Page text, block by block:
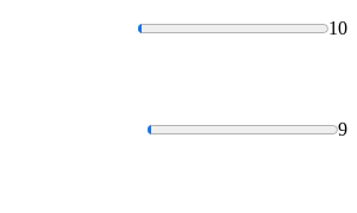
10
9